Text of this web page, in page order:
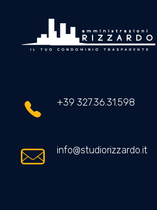
+39 327.36.31.598
info@studiorizzardo.it